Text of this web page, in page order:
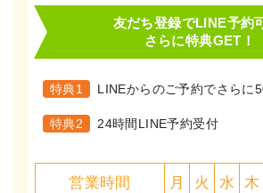
友だち登録でLINE予約
さらに特典GET！
特典1 LINEからのご予約でさらに
特典2 24時間LINE予約受付
営業時間 月 火 水 木